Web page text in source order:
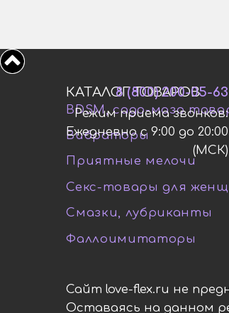
КАТАЛОГ ТОВАРОВ
BDSM, садо-мазо
Вибраторы
Приятные мелочи
Секс-товары для
Смазки, лубриканты
Фаллоимитаторы
8 (800) 200-05-63
Режим приема звонков:
Ежедневно с 9:00 до 20:00
(МСК)
Сайт love-flex.ru не
Оставаясь на данном